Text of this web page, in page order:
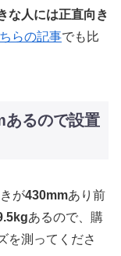
な人には正直向き
らの記事でも比
るので設置
が430mmあり前
あるので、購
を測ってくださ